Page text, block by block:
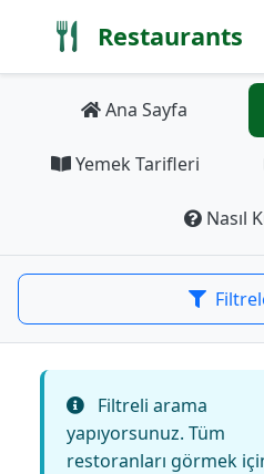
Restaurants
Ana Sayfa
Yemek Tarifleri
Nasıl
Filtreli arama
yapıyorsunuz. Tüm
restoranları görmek